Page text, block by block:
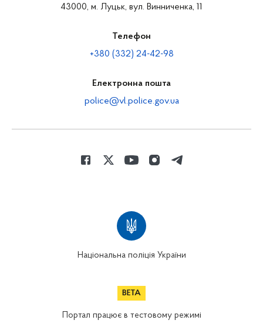
43000, м. Луцьк, вул. Винниченка, 11
Телефон
+380 (332) 24-42-98
Електронна пошта
police@vl.police.gov.ua
Національна поліція України
Портал працює в тестовому режимі